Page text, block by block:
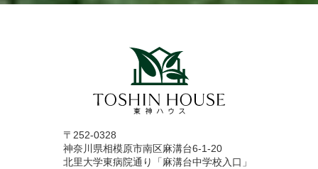
〒252-0328
神奈川県相模原市南区麻溝台6-1-20
北里大学東病院通り「麻溝台中学校入口」